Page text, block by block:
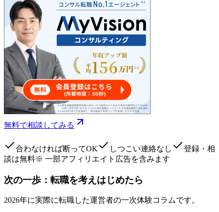
無料で相談してみる
合わなければ断ってOK しつこい連絡なし
登録・相
談は無料※ 一部アフィリエイト広告を含みます
次の一歩：転職を考えはじめたら
2026年に実際に転職した運営者の一次体験コラムです。